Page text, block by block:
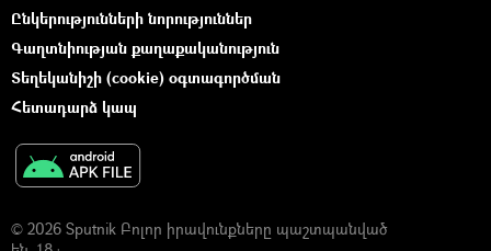
Ընկերությունների նորություններ
Գաղտնիության քաղաքականություն
Տեղեկանիշի (cookie) օգտագործման
Հետադարձ կապ
© 2026 Sputnik Բոլոր իրավունքները պաշտպանված